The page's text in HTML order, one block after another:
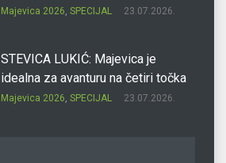
Majevica 2026, SPECIJAL 23.07.2026.
STEVICA LUKIĆ: Majevica je
idealna za avanturu na četiri točka
Majevica 2026, SPECIJAL 23.07.2026.